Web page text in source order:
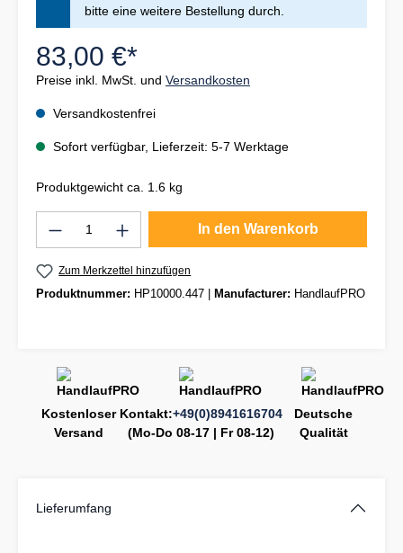
bitte eine weitere Bestellung durch.
83,00 €*
Preise inkl. MwSt. und Versandkosten
Versandkostenfrei
Sofort verfügbar, Lieferzeit: 5-7 Werktage
Produktgewicht ca. 1.6 kg
Produkt Anzahl: Gib den gewünschten
In den Warenkorb
Zum Merkzettel hinzufügen
Produktnummer: HP10000.447 Manufacturer: HandlaufPRO
Kostenloser
Versand
Kontakt:+49(0)8941616704
(Mo-Do 08-17 | Fr 08-12)
Deutsche
Qualität
Lieferumfang